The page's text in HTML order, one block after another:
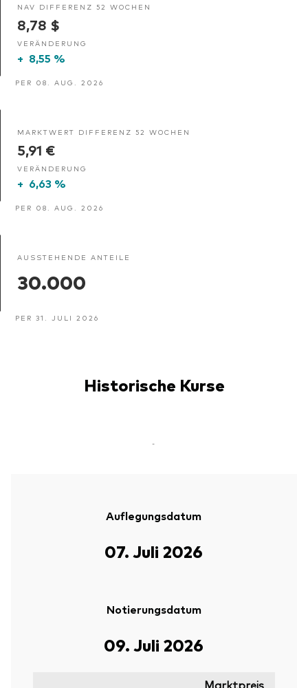
NAV DIFFERENZ 52 WOCHEN
8,78 $
VERÄNDERUNG
+ 8,55 %
PER 08. AUG. 2026
MARKTWERT DIFFERENZ 52 WOCHEN
5,91 €
VERÄNDERUNG
+ 6,63 %
PER 08. AUG. 2026
AUSSTEHENDE ANTEILE
30.000
PER 31. JULI 2026
Historische Kurse
-
Auflegungsdatum
07. Juli 2026
Notierungsdatum
09. Juli 2026
Marktpreis